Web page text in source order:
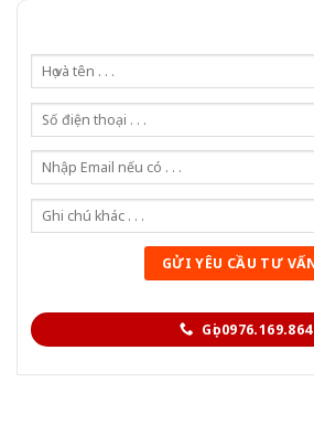
Gọi 0976.169.864